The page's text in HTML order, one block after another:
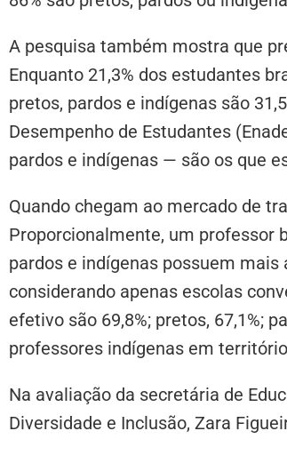
A pesquisa também mostra que
Enquanto 21,3% dos estudantes
pretos, pardos e indígenas são
Desempenho de Estudantes
pardos e indígenas — são os que
Quando chegam ao mercado de
Proporcionalmente, um professor
pardos e indígenas possuem
considerando apenas escolas
efetivo são 69,8%; pretos, 67,1%;
professores indígenas em
Na avaliação da secretária de
Diversidade e Inclusão, Zara